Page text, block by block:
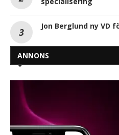
Jon Berglund ny VD
ANNONS